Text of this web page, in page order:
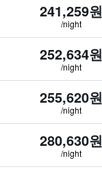
241,259원
/night
252,634원
/night
255,620원
/night
280,630원
/night